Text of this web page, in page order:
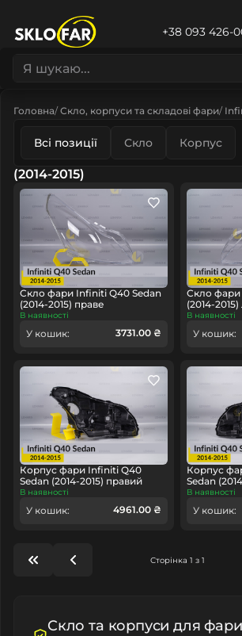
+38 093 426-
Головна Скло, корпуси та складові фари
Всі позиції Скло Корпус
(2014-2015)
Скло фари Infiniti Q40 Sedan
(2014-2015) праве
В наявності
У кошик: 3731.00 ₴
Скло фари
(2014-2015)
В наявності
У кошик:
Корпус фари Infiniti Q40
Sedan (2014-2015) правий
В наявності
У кошик: 4961.00 ₴
Корпус
Sedan
В наявності
У кошик:
Сторінка 1 з 1
Cкло та корпуси для